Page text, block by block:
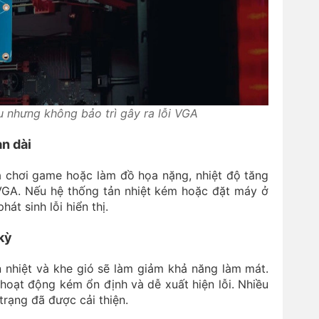
nhưng không bảo trì gây ra lỗi VGA
dài
game hoặc làm đồ họa nặng, nhiệt độ tăng
Nếu hệ thống tản nhiệt kém hoặc đặt máy ở
sinh lỗi hiển thị.
và khe gió sẽ làm giảm khả năng làm mát.
động kém ổn định và dễ xuất hiện lỗi. Nhiều
đã được cải thiện.